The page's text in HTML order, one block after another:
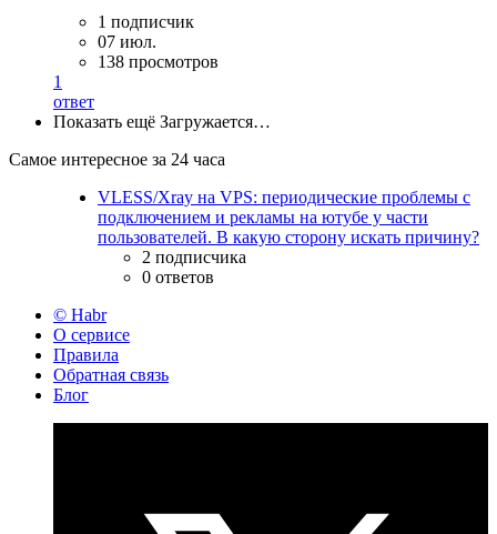
1 подписчик
07 июл.
138 просмотров
1
ответ
Показать ещё Загружается…
Самое интересное за 24 часа
VLESS/Xray на VPS: периодические проблемы с
подключением и рекламы на ютубе у части
пользователей. В какую сторону искать причину?
2 подписчика
0 ответов
© Habr
О сервисе
Правила
Обратная связь
Блог